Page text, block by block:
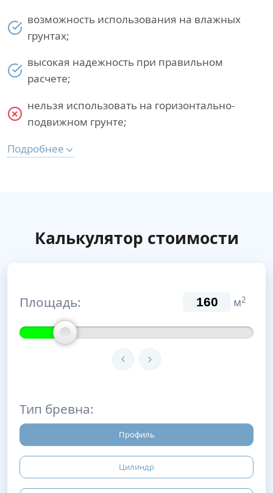
возможность использования на влажных
грунтах;
высокая надежность при правильном
расчете;
нельзя использовать на горизонтально-
подвижном грунте;
Подробнее
Калькулятор стоимости
Площадь: м2
Тип бревна:
Профиль
Цилиндр